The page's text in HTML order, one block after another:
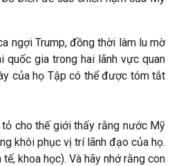
ngợi Trump, đồng thời làm lu mờ
quốc gia trong hai lãnh vực quan
của họ Tập có thể được tóm tắt
cho thế giới thấy rằng nước Mỹ
khôi phục vị trí lãnh đạo của họ.
khoa học). Và hãy nhớ rằng con